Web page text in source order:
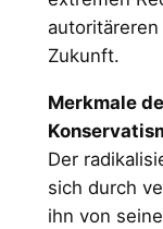
Zukunft.
Merkmale
Der
sich durch
ihn von